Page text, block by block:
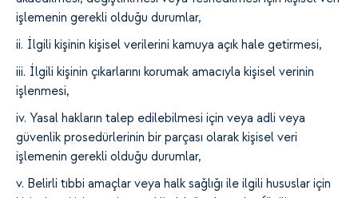
işlemenin gerekli olduğu durumlar,
ii. İlgili kişinin kişisel verilerini kamuya açık hale getirmesi,
iii. İlgili kişinin çıkarlarını korumak amacıyla kişisel verinin
işlenmesi,
iv. Yasal hakların talep edilebilmesi için veya adli veya
güvenlik prosedürlerinin bir parçası olarak kişisel veri
işlemenin gerekli olduğu durumlar,
v. Belirli tıbbi amaçlar veya halk sağlığı ile ilgili hususlar için